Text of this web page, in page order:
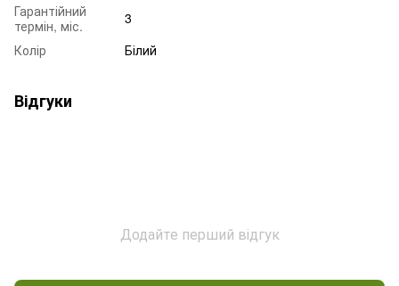
Гарантійний
термін, міс.
3
Колір
Білий
Відгуки
Додайте перший відгук